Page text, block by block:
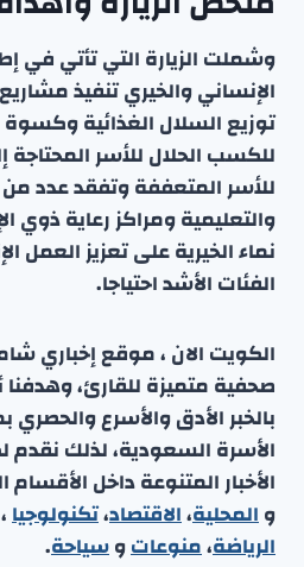
وشملت الزيارة التي تأتي في
الإنساني والخيري تنفيذ
توزيع السلال الغذائية
للكسب الحلال للأسر المحتاجة
للأسر المتعففة وتفقد عدد من
والتعليمية ومراكز رعاية ذوي
نماء الخيرية على تعزيز العمل
الفئات الأشد احتياجا.
الكويت الان ، موقع إخباري
صحفية متميزة للقارئ، وهدفنا
بالخبر الأدق والأسرع والحصري
الأسرة السعودية، لذلك
الأخبار المتنوعة داخل الأقسام
والمحلية،الاقتصاد،تكنولوجيا،
الرياضة،منوعاتوسياحة.